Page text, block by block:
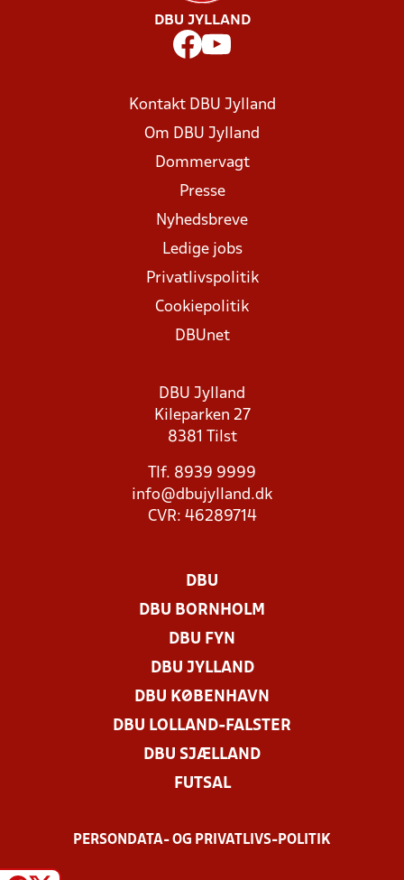
DBU JYLLAND
Kontakt DBU Jylland
Om DBU Jylland
Dommervagt
Presse
Nyhedsbreve
Ledige jobs
Privatlivspolitik
Cookiepolitik
DBUnet
DBU Jylland
Kileparken 27
8381 Tilst
Tlf. 8939 9999
info@dbujylland.dk
CVR: 46289714
DBU
DBU BORNHOLM
DBU FYN
DBU JYLLAND
DBU KØBENHAVN
DBU LOLLAND-FALSTER
DBU SJÆLLAND
FUTSAL
PERSONDATA- OG PRIVATLIVS-POLITIK